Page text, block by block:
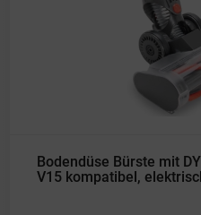
Bodendüse Bürste mit
V15 kompatibel,